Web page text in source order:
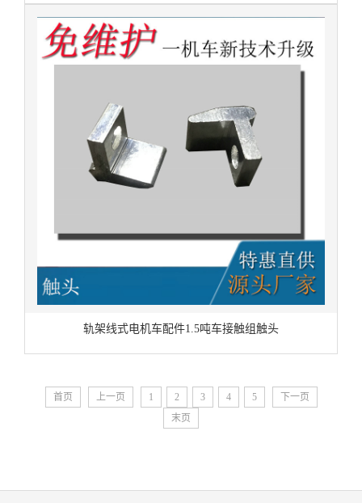
轨架线式电机车配件1.5吨车接触组触头
首页 上一页 1 2 3 4 5
下一页
末页